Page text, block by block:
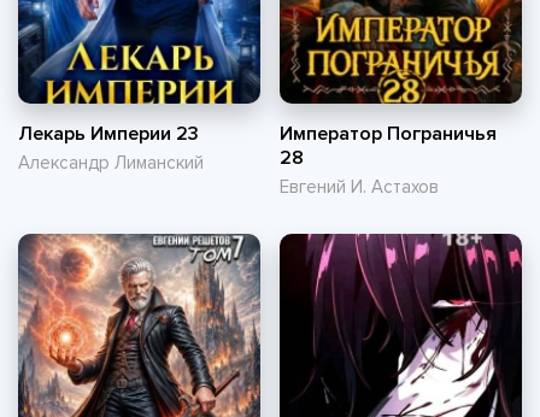
Лекарь Империи 23
Александр Лиманский
Император Пограничья
28
Евгений И. Астахов